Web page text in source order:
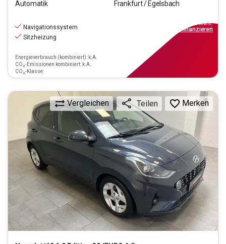
Automatik
Frankfurt / Egelsbach
Navigationssystem
Sitzheizung
Energieverbrauch (kombiniert): k.A.
CO₂-Emissionen kombiniert: k.A.
CO₂-Klasse:
inkl.MwSt.
finanzieren
Vergleichen Teilen Merken